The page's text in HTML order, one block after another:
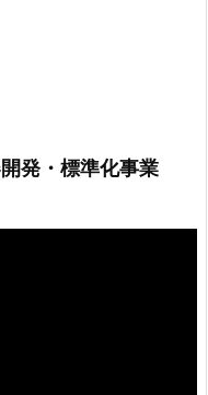
発・標準化事業